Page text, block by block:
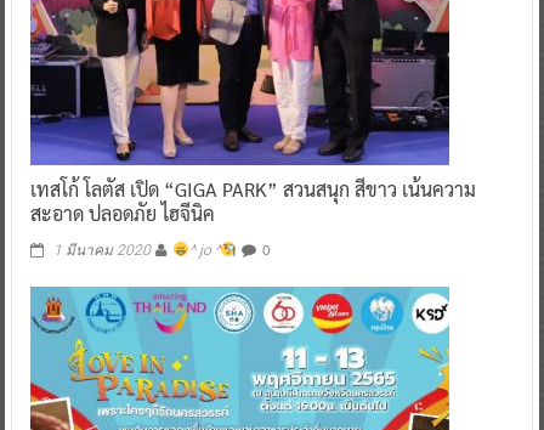
เทสโก้ โลตัส เปิด “GIGA PARK” สวนสนุก สีขาว เน้นความ
สะอาด ปลอดภัย ไฮจีนิค
1 มีนาคม 2020 ^ jo ^ 0